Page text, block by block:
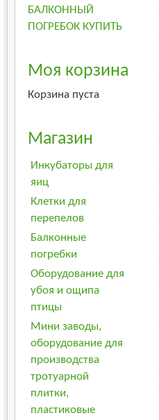
БАЛКОННЫЙ
ПОГРЕБОК КУПИТЬ
Моя корзина
Корзина пуста
Магазин
Инкубаторы для
яиц
Клетки для
перепелов
Балконные
погребки
Оборудование для
убоя и ощипа
птицы
Мини заводы,
оборудование для
производства
тротуарной
плитки,
пластиковые